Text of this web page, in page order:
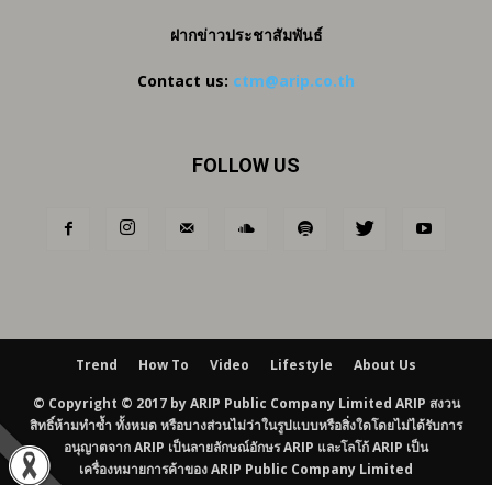
ฝากข่าวประชาสัมพันธ์
Contact us: ctm@arip.co.th
FOLLOW US
Trend How To Video Lifestyle About Us
© Copyright © 2017 by ARIP Public Company Limited ARIP สงวน
สิทธิ์ห้ามทำซ้ำ ทั้งหมด หรือบางส่วนไม่ว่าในรูปแบบหรือสิ่งใดโดยไม่ได้รับการ
อนุญาตจาก ARIP เป็นลายลักษณ์อักษร ARIP และโลโก้ ARIP เป็น
เครื่องหมายการค้าของ ARIP Public Company Limited